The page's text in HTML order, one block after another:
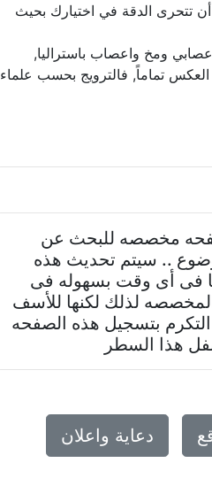
تتحرى الدقة في اختيارك بحيث
ومخ واعصاب باستراليا,
تماماً, فالترويج بحسب علماء
مخصصه للبحث عن
.. سيتم تحديث هذه
فى أى وقت بسهوله فى
لذلك لكنها للأسف
التكرم بتسجيل هذه الصفحه
هذا السطر
دعاية واعلان